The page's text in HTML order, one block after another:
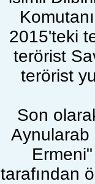
2015'teki
terörist
terörist
Son
Aynularab
tarafından